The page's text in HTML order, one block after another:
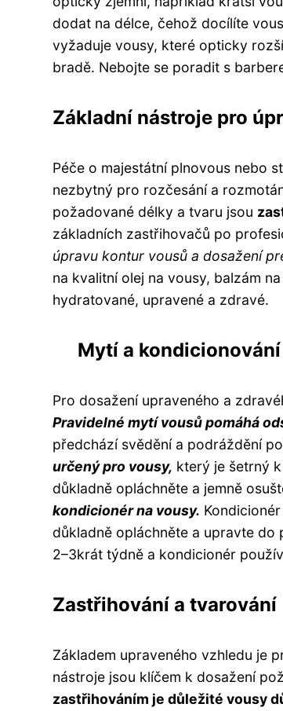
dodat na délce, čehož docílíte
vyžaduje vousy, které opticky
bradě. Nebojte se poradit s
Základní nástroje pro
Péče o majestátní plnovous nebo
nezbytný pro rozčesání a
požadované délky a tvaru jsou
základních zastřihovačů po
úpravu kontur vousů a dosažení
na kvalitní olej na vousy, balzám
hydratované, upravené a zdravé.
Mytí a
Pro dosažení upraveného a
Pravidelné mytí vousů pomáhá
předchází svědění a podráždění
určený pro vousy, který je šetrný
důkladně opláchněte a jemně
kondicionér na vousy.
důkladně opláchněte a upravte
2–3krát týdně a kondicionér
Zastřihování a tvarování
Základem upraveného vzhledu je
nástroje jsou klíčem k dosažení
zastřihováním je důležité vousy